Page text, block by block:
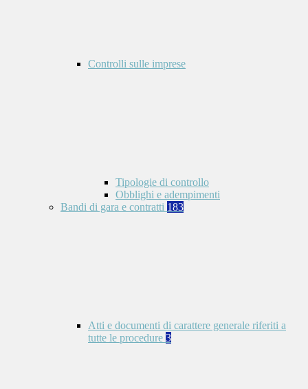
Controlli sulle imprese
Tipologie di controllo
Obblighi e adempimenti
Bandi di gara e contratti 183
Atti e documenti di carattere generale riferiti a
tutte le procedure 3